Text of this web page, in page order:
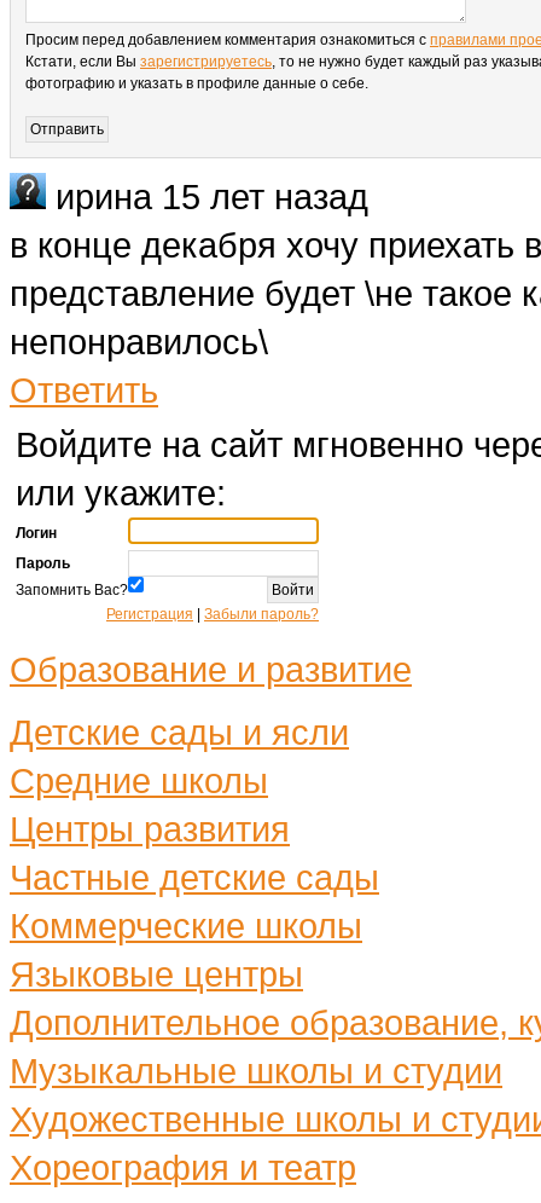
Просим перед добавлением комментария ознакомиться с правилами
Кстати, если Вы зарегистрируетесь, то не нужно будет каждый раз
фотографию и указать в профиле данные о себе.
ирина 15 лет назад
в конце декабря хочу приехать
представление будет \не
непонравилось\
Ответить
Войдите на сайт мгновенно
или укажите:
Логин
Пароль
Запомнить Вас?
Регистрация
Забыли пароль?
Образование и развитие
Детские сады и ясли
Средние школы
Центры развития
Частные детские сады
Коммерческие школы
Языковые центры
Дополнительное образование,
Музыкальные школы и студии
Художественные школы и
Хореография и театр